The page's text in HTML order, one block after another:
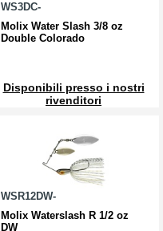
WS3DC-
Molix Water Slash 3/8 oz
Double Colorado
Disponibili presso i nostri
rivenditori
WSR12DW-
Molix Waterslash R 1/2 oz
DW